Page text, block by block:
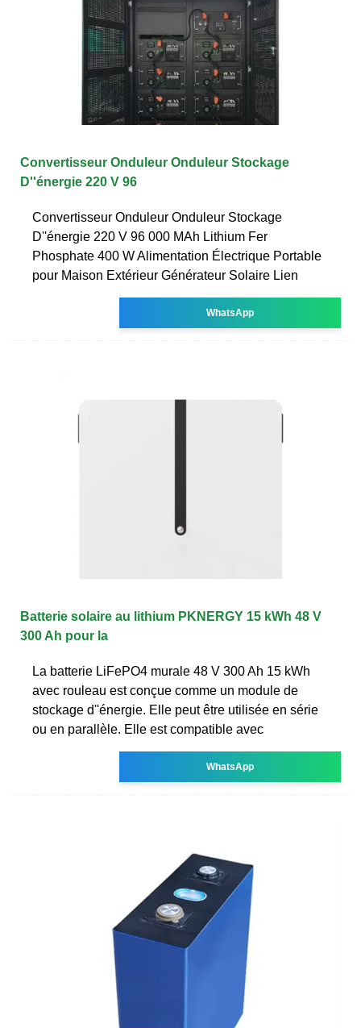
Convertisseur Onduleur Onduleur Stockage
D''énergie 220 V 96
Convertisseur Onduleur Onduleur Stockage
D''énergie 220 V 96 000 MAh Lithium Fer
Phosphate 400 W Alimentation Électrique Portable
pour Maison Extérieur Générateur Solaire Lien
WhatsApp
Batterie solaire au lithium PKNERGY 15 kWh 48 V
300 Ah pour la
La batterie LiFePO4 murale 48 V 300 Ah 15 kWh
avec rouleau est conçue comme un module de
stockage d''énergie. Elle peut être utilisée en série
ou en parallèle. Elle est compatible avec
WhatsApp